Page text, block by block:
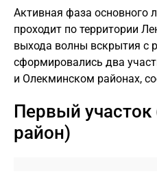
Активная фаза основного
проходит по территории
выхода волны вскрытия с
сформировались два
и Олекминском районах,
Первый участок
район)